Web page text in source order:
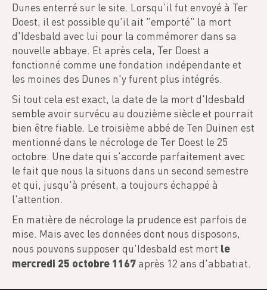
Dunes enterré sur le site. Lorsqu'il fut envoyé à Ter
Doest, il est possible qu'il ait "emporté" la mort
d'Idesbald avec lui pour la commémorer dans sa
nouvelle abbaye. Et après cela, Ter Doest a
fonctionné comme une fondation indépendante et
les moines des Dunes n'y furent plus intégrés.
Si tout cela est exact, la date de la mort d'Idesbald
semble avoir survécu au douzième siècle et pourrait
bien être fiable. Le troisième abbé de Ten Duinen est
mentionné dans le nécrologe de Ter Doest le 25
octobre. Une date qui s'accorde parfaitement avec
le fait que nous la situons dans un second semestre
et qui, jusqu'à présent, a toujours échappé à
l'attention.
En matière de nécrologe la prudence est parfois de
mise. Mais avec les données dont nous disposons,
nous pouvons supposer qu'Idesbald est mort le
mercredi 25 octobre 1167après 12 ans d'abbatiat.